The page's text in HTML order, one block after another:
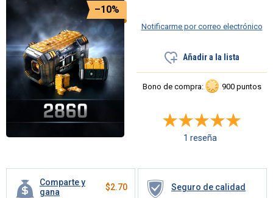
–10%
Comparte y
gana
$2.70 Seguro de calidad
Notificarme por correo electrónico
Añadir a la lista
Bono de compra: 900 puntos
1 reseña